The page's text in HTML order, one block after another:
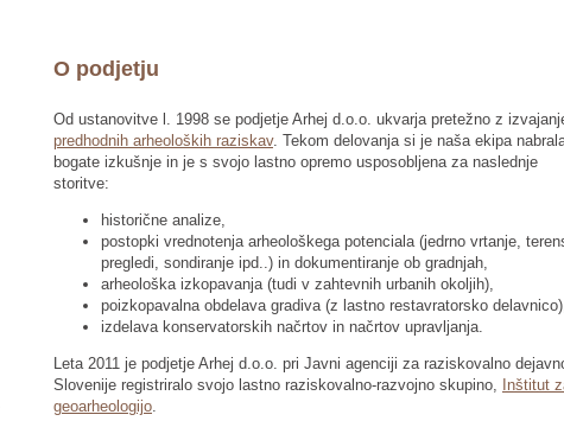
O podjetju
Od ustanovitve l. 1998 se podjetje Arhej d.o.o. ukvarja pretežno z
predhodnih arheoloških raziskav. Tekom delovanja si je naša ekipa
bogate izkušnje in je s svojo lastno opremo usposobljena za naslednje
storitve:
historične analize,
postopki vrednotenja arheološkega potenciala (jedrno vrtanje,
pregledi, sondiranje ipd..) in dokumentiranje ob gradnjah,
arheološka izkopavanja (tudi v zahtevnih urbanih okoljih),
poizkopavalna obdelava gradiva (z lastno restavratorsko
izdelava konservatorskih načrtov in načrtov upravljanja.
Leta 2011 je podjetje Arhej d.o.o. pri Javni agenciji za raziskovalno
Slovenije registriralo svojo lastno raziskovalno-razvojno skupino,
Inštitut
geoarheologijo.